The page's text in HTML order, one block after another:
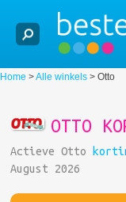
Home >Alle winkels > Otto
OTTO
Actieve Otto
August 2026